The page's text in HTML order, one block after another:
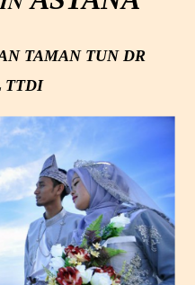
TAMAN TUN DR
TTDI